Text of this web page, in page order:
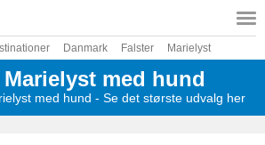
Danmark Falster Marielyst
med hund
med hund - Se det største udvalg her